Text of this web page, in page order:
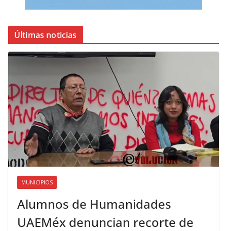
Últimas noticias
MUNICIPIOS
Alumnos de Humanidades
UAEMéx denuncian recorte de